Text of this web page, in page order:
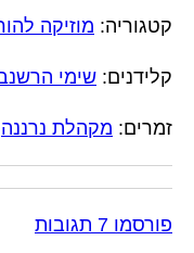
קטגוריה: מוזיקה
קלידנים: שימי
זמרים: מקהלת נרננה
פורסמו 7 תגובות